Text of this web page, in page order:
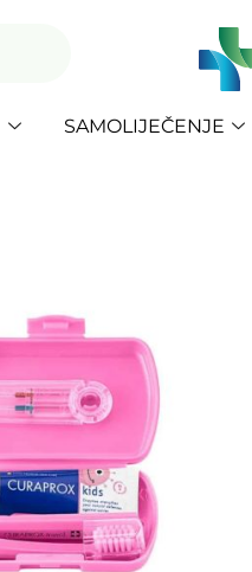
SAMOLIJEČENJE